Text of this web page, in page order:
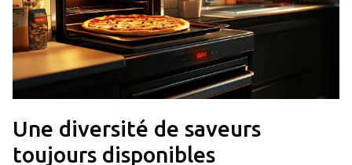
Une diversité de saveurs
toujours disponibles